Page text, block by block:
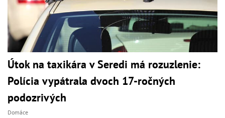
Útok na taxikára v Seredi má rozuzlenie:
Polícia vypátrala dvoch 17-ročných
podozrivých
Domáce